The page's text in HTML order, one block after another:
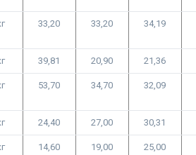
33,20 33,20 34,19
39,81 20,90 21,36
53,70 34,70 32,09
24,40 27,00 30,31
14,60 19,00 25,00